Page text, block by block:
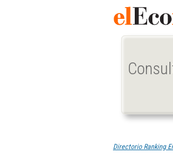
Directorio Ranking